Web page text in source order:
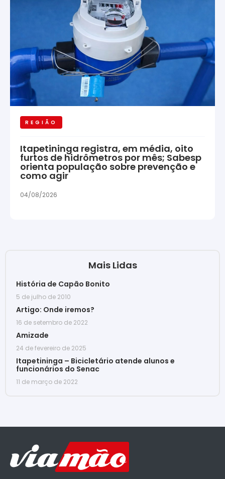
REGIÃO
Itapetininga registra, em média, oito
furtos de hidrômetros por mês; Sabesp
orienta população sobre prevenção e
como agir
04/08/2026
Mais Lidas
História de Capão Bonito
5 de julho de 2010
Artigo: Onde iremos?
16 de setembro de 2022
Amizade
24 de fevereiro de 2025
Itapetininga – Bicicletário atende alunos e
funcionários do Senac
11 de março de 2022